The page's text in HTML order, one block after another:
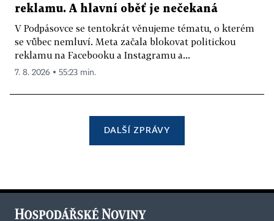
reklamu. A hlavní oběť je nečekaná
V Podpásovce se tentokrát věnujeme tématu, o kterém
se vůbec nemluví. Meta začala blokovat politickou
reklamu na Facebooku a Instagramu a...
7. 8. 2026 ▪ 55:23 min.
DALŠÍ ZPRÁVY